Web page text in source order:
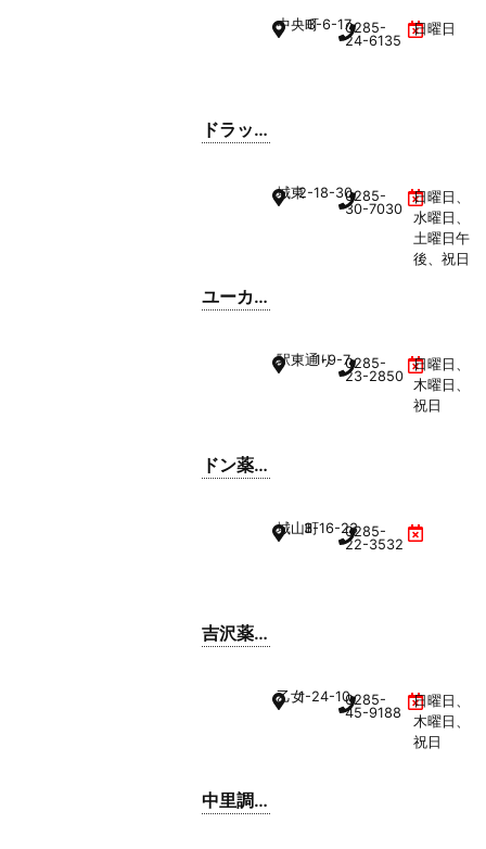
ドラッ
中央町3-6-170285-
24-6135
日曜日
ユーカ
城東2-18-300285-
30-7030
日曜日、
水曜日、
土曜日午
後、祝日
ドン薬
駅東通り1-9-70285-
23-2850
日曜日、
木曜日、
祝日
吉沢薬
城山町3-16-230285-
22-3532
中里調
乙女1-24-100285-
45-9188
日曜日、
木曜日、
祝日